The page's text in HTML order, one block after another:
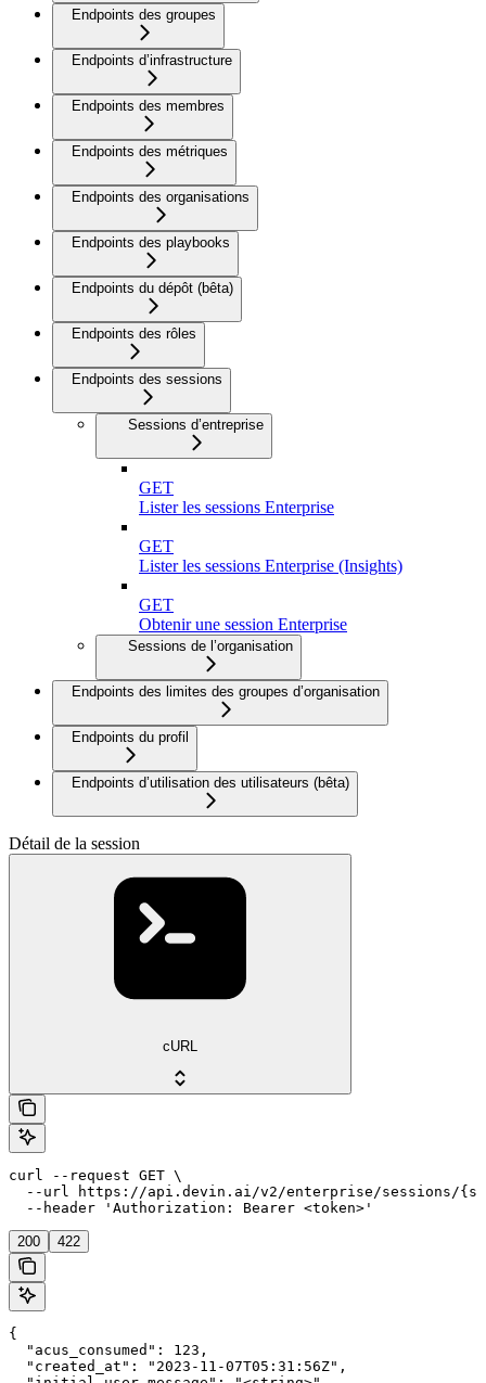
Endpoints des groupes
Endpoints d’infrastructure
Endpoints des membres
Endpoints des métriques
Endpoints des organisations
Endpoints des playbooks
Endpoints du dépôt (bêta)
Endpoints des rôles
Endpoints des sessions
Sessions d’entreprise
GET
Lister les sessions Enterprise
GET
Lister les sessions Enterprise (Insights)
GET
Obtenir une session Enterprise
Sessions de l’organisation
Endpoints des limites des groupes d’organisation
Endpoints du profil
Endpoints d’utilisation des utilisateurs (bêta)
Détail de la session
cURL
curl --request GET \
--url https://api.devin.ai/v2/enterprise/sessions/
  --header 'Authorization: Bearer <token>'
200 422
{
  "acus_consumed": 123,
  "created_at": "2023-11-07T05:31:56Z",